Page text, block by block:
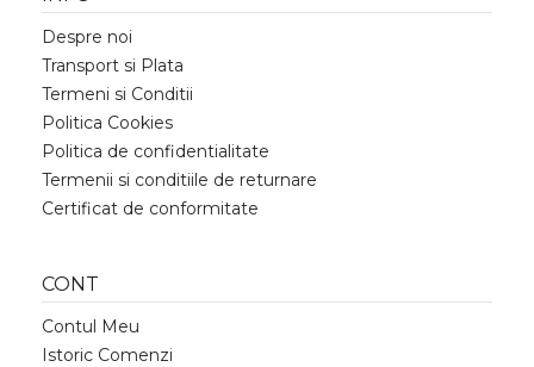
Despre noi
Transport si Plata
Termeni si Conditii
Politica Cookies
Politica de confidentialitate
Termenii si conditiile de returnare
Certificat de conformitate
CONT
Contul Meu
Istoric Comenzi